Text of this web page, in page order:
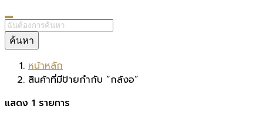
ค้นหา
หน้าหลัก
สินค้าที่มีป้ายกำกับ “กล้งอ”
แสดง 1 รายการ